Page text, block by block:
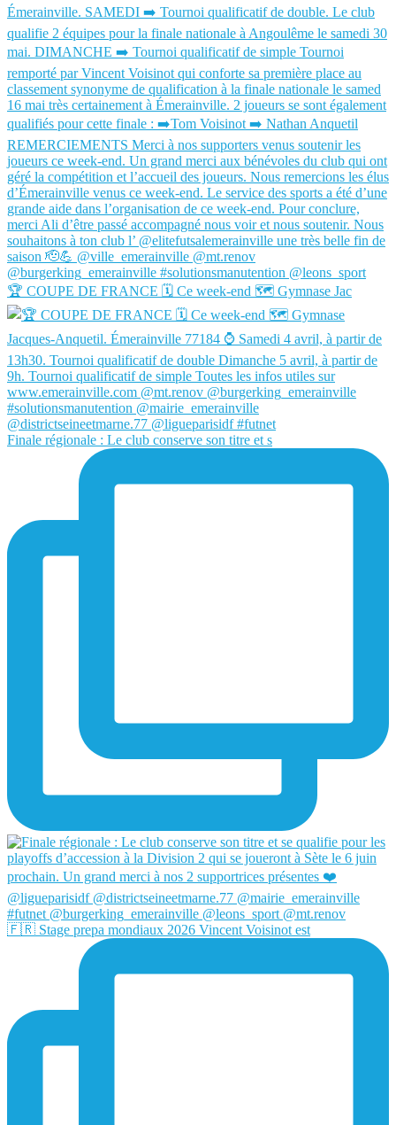
🏆 COUPE DE FRANCE 🗓️ Ce week-end 🗺️ Gymnase Jac
Finale régionale : Le club conserve son titre et s
🇫🇷 Stage prepa mondiaux 2026 Vincent Voisinot est